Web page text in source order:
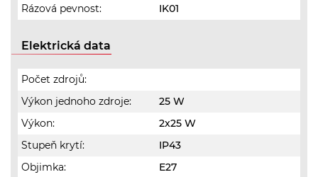
Rázová pevnost:
IK01
Elektrická data
Počet zdrojů:
Výkon jednoho zdroje:
25 W
Výkon:
2x25 W
Stupeň krytí:
IP43
Objimka:
E27